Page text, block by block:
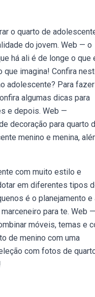
o quarto de
do jovem. Web — o
há ali é de longe o que
imagina! Confira
adolescente? Para
algumas dicas para
e depois. Web —
decoração para quarto
menino e menina,
com muito estilo e
em diferentes tipos
é o planejamento e
para te. Web —
móveis, temas e
de menino com uma
com fotos de